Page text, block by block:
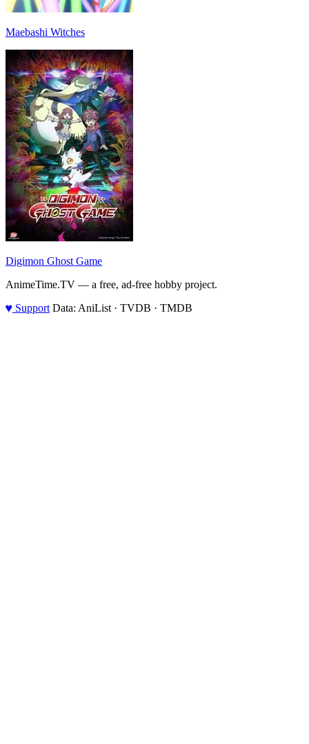
Maebashi Witches
Digimon Ghost Game
AnimeTime.TV — a free, ad-free hobby project.
♥ Support Data: AniList · TVDB · TMDB